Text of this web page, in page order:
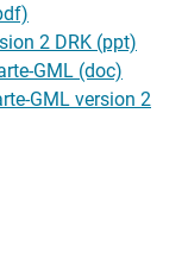
2 DRK (ppt)
GML (doc)
GML version 2